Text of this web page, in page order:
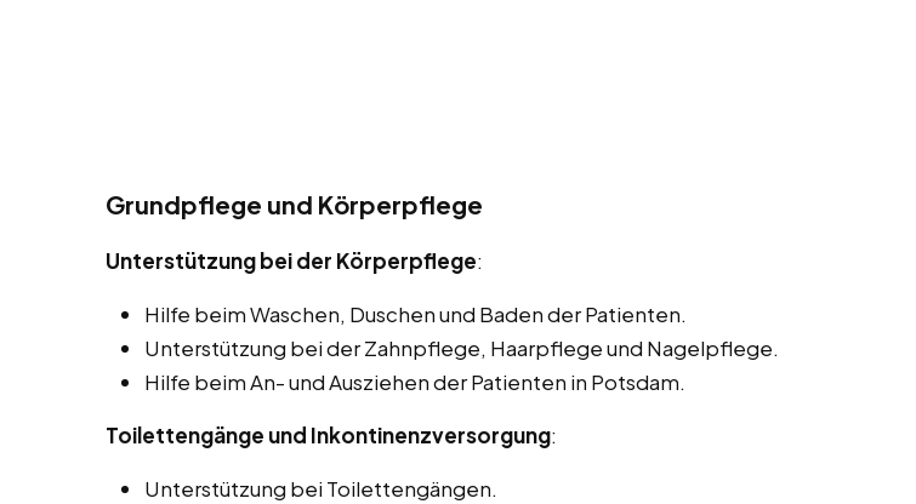
Grundpflege und Körperpflege
Unterstützung bei der Körperpflege:
Hilfe beim Waschen, Duschen und Baden der Patienten.
Unterstützung bei der Zahnpflege, Haarpflege und Nagelpflege.
Hilfe beim An- und Ausziehen der Patienten in Potsdam.
Toilettengänge und Inkontinenzversorgung:
Unterstützung bei Toilettengängen.